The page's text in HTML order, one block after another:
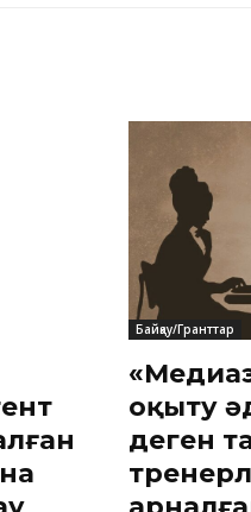
Байқау/Гранттар
оқыту
деген